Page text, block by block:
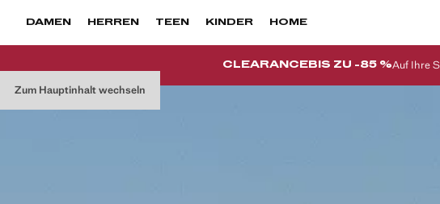
Zum Hauptinhalt wechseln
DAMEN HERREN TEEN KINDER HOME
CLEARANCE BIS ZU -85 %Auf Ihre